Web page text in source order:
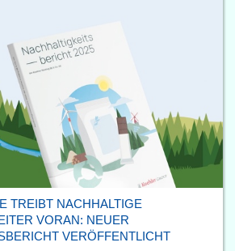
TREIBT NACHHALTIGE
VORAN: NEUER
VERÖFFENTLICHT